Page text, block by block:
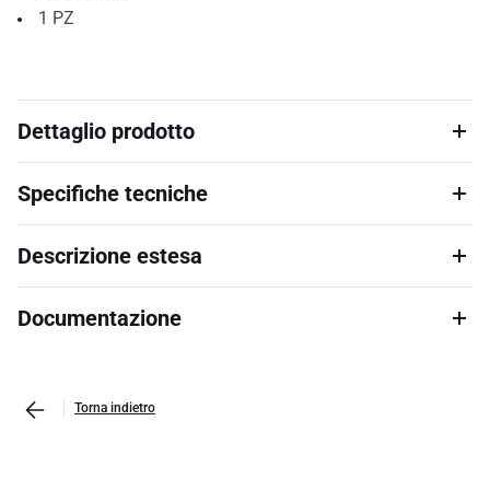
1 PZ
Dettaglio prodotto
Specifiche tecniche
Descrizione estesa
Documentazione
Torna indietro